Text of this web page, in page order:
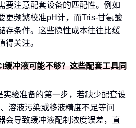
要注意配套设备的匹配性。例如
更频繁校准pH计，而Tris-甘氨酸
存条件。这些隐性成本往往比缓
得关注。
冲液可能不够？这些配套工具同
验准备的第一步，若缺少配套设
溶液污染或移液精度不足等问
会导致缓冲液配制浓度误差，直